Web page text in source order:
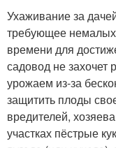
Ухаживание за
требующее немалых
времени для
садовод не захочет
урожаем из-за
защитить плоды
вредителей,
участках пёстрые